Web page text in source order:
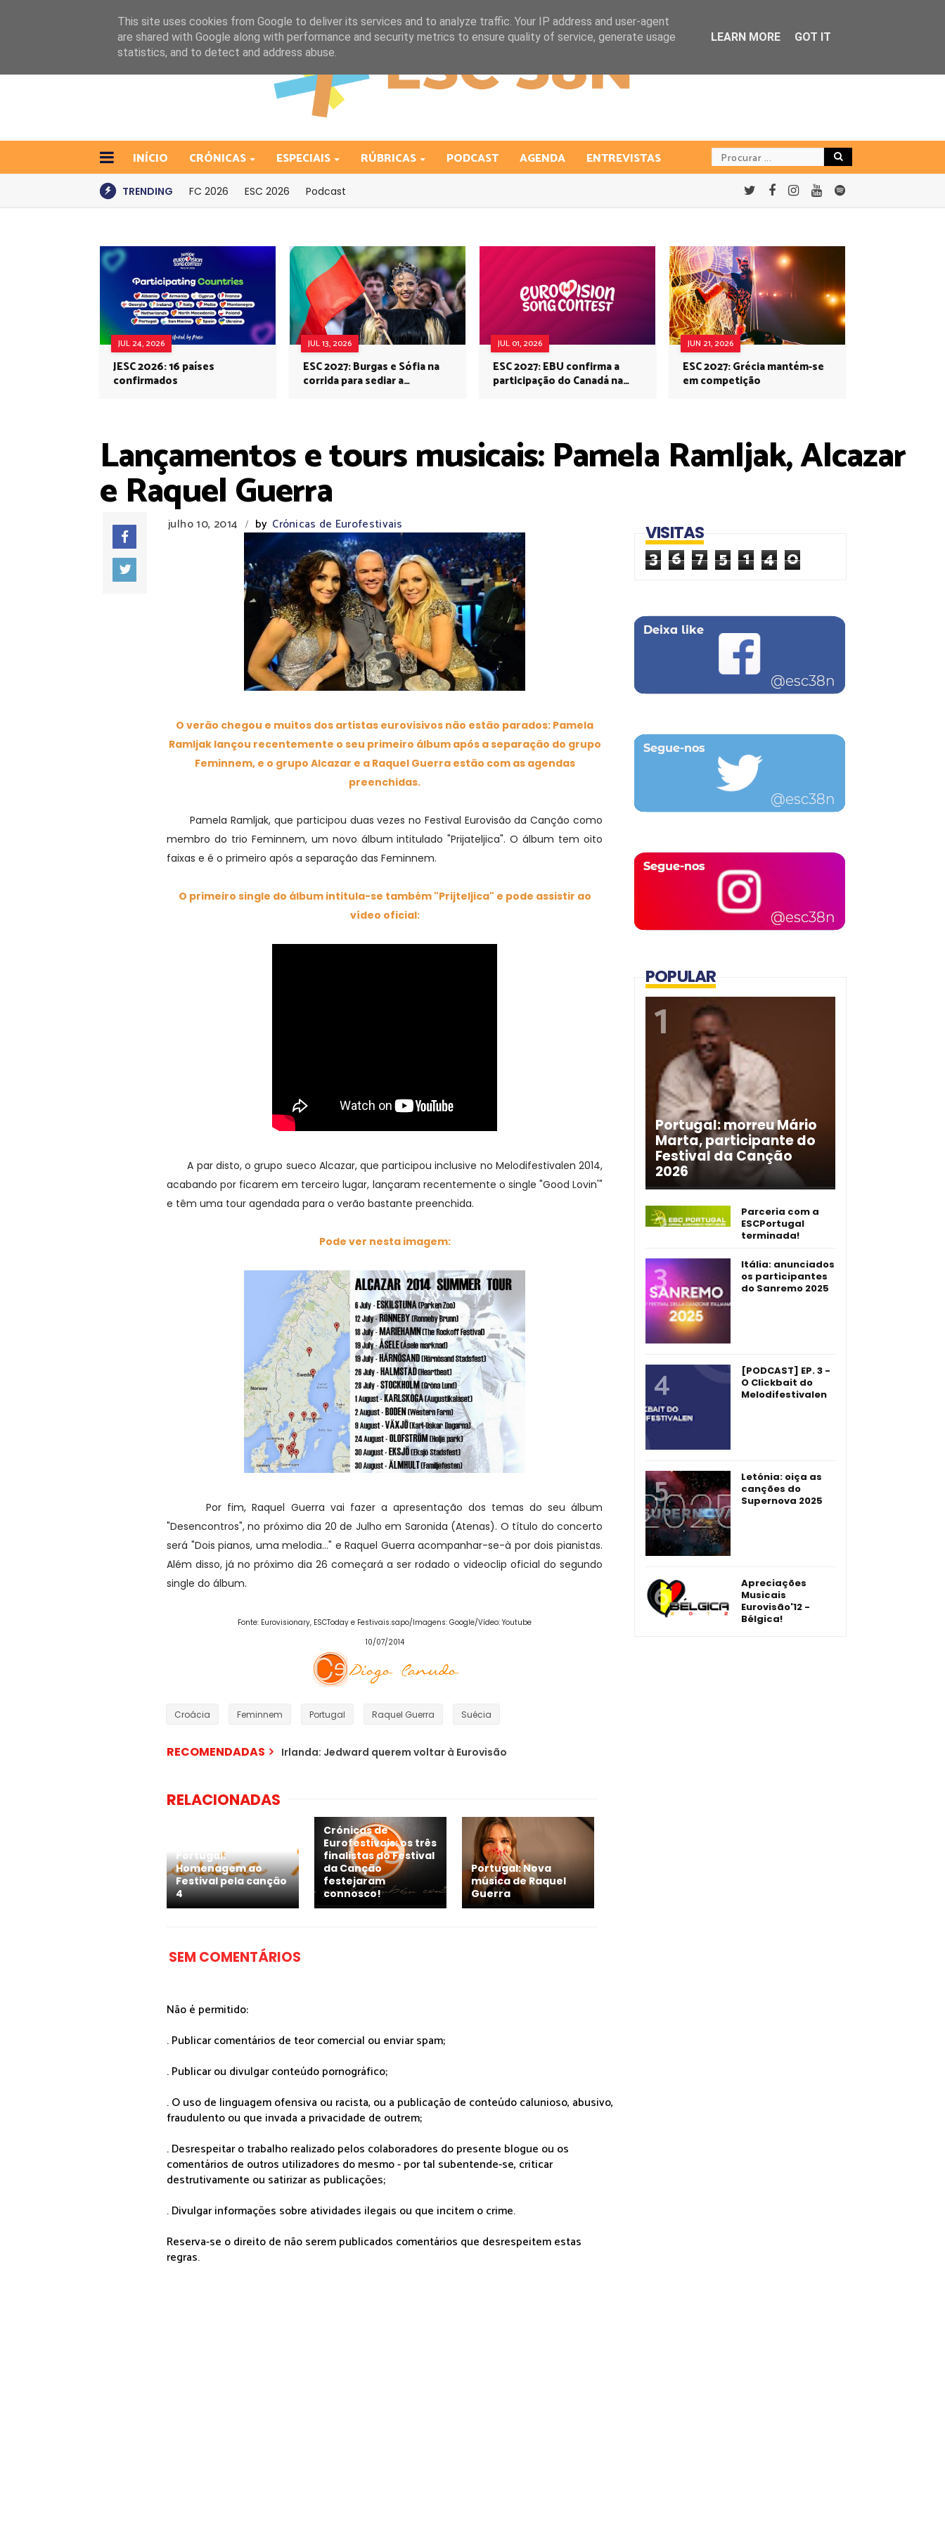
INÍCIO CRÓNICAS ESPECIAIS RÚBRICAS PODCAST AGENDA ENTREVISTAS
TRENDING FC 2026 ESC 2026 Podcast
JUL 24, 2026
JESC 2026: 16 países
confirmados
JUL 13, 2026
ESC 2027: Burgas e Sófia na
corrida para sediar a
JUL 01, 2026
ESC 2027: EBU confirma a
participação do Canadá na
JUN 21, 2026
ESC 2027: Grécia mantém-se
em competição
Lançamentos e tours musicais: Pamela Ramljak, Alcazar
e Raquel Guerra
julho 10, 2014 / by Crónicas de Eurofestivais
O verão chegou e muitos dos artistas eurovisivos não estão parados: Pamela
Ramljak lançou recentemente o seu primeiro álbum após a separação do grupo
Feminnem, e o grupo Alcazar e a Raquel Guerra estão com as agendas
preenchidas.
Pamela Ramljak, que participou duas vezes no Festival Eurovisão da Canção como
membro do trio Feminnem, um novo álbum intitulado "Prijateljica". O álbum tem oito
faixas e é o primeiro após a separação das Feminnem.
O primeiro single do álbum intitula-se também "Prijteljica" e pode assistir ao
vídeo oficial:
A par disto, o grupo sueco Alcazar, que participou inclusive no Melodifestivalen 2014,
acabando por ficarem em terceiro lugar, lançaram recentemente o single "Good Lovin'"
e têm uma tour agendada para o verão bastante preenchida.
Pode ver nesta imagem:
Por fim, Raquel Guerra vai fazer a apresentação dos temas do seu álbum
"Desencontros", no próximo dia 20 de Julho em Saronida (Atenas). O título do concerto
será "Dois pianos, uma melodia..." e Raquel Guerra acompanhar-se-à por dois pianistas.
Além disso, já no próximo dia 26 começará a ser rodado o videoclip oficial do segundo
single do álbum.
Fonte: Eurovisionary, ESCToday e Festivais.sapo/Imagens: Google/Vídeo: Youtube
10/07/2014
Croácia Feminnem Portugal Raquel Guerra Suécia
RECOMENDADAS Irlanda: Jedward querem voltar à Eurovisão
RELACIONADAS
Portugal:
Homenagem ao
Festival pela canção
4
Crónicas de
Eurofestivais: os três
finalistas do Festival
da Canção
festejaram
connosco!
Portugal: Nova
música de Raquel
Guerra
SEM COMENTÁRIOS
Não é permitido:
. Publicar comentários de teor comercial ou enviar spam;
. Publicar ou divulgar conteúdo pornográfico;
. O uso de linguagem ofensiva ou racista, ou a publicação de conteúdo calunioso, abusivo,
fraudulento ou que invada a privacidade de outrem;
. Desrespeitar o trabalho realizado pelos colaboradores do presente blogue ou os
comentários de outros utilizadores do mesmo - por tal subentende-se, criticar
destrutivamente ou satirizar as publicações;
. Divulgar informações sobre atividades ilegais ou que incitem o crime.
Reserva-se o direito de não serem publicados comentários que desrespeitem estas
regras.
VISITAS
3 6 7 5 1 4 0
POPULAR
Portugal: morreu Mário
Marta, participante do
Festival da Canção
2026
Parceria com a
ESCPortugal
terminada!
Itália: anunciados
os participantes
do Sanremo 2025
[PODCAST] EP. 3 -
O Clickbait do
Melodifestivalen
Letónia: oiça as
canções do
Supernova 2025
Apreciações
Musicais
Eurovisão'12 -
Bélgica!
This site uses cookies from Google to deliver its services and to analyze traffic. Your IP address and user-agent
are shared with Google along with performance and security metrics to ensure quality of service, generate usage
statistics, and to detect and address abuse.
LEARN MORE GOT IT